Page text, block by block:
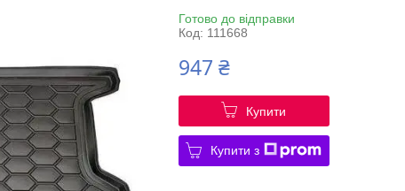
Готово до відправки
Код: 111668
947 ₴
Купити
Купити з